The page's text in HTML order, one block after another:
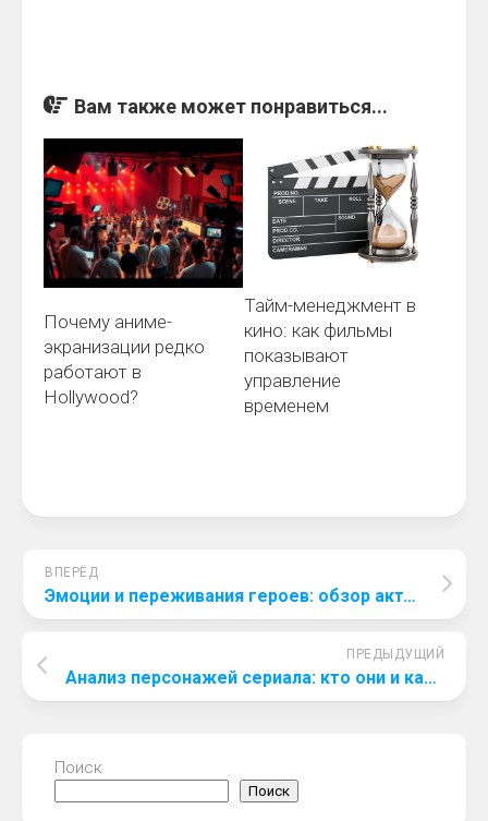
Вам также может понравиться...
Почему аниме-
экранизации редко
работают в
Hollywood?
Тайм-менеджмент в
кино: как фильмы
показывают
управление
временем
ВПЕРЁД
Эмоции и переживания героев: обзор актерской игры в «Челюскин. Первые»
ПРЕДЫДУЩИЙ
Анализ персонажей сериала: кто они и каковы их судьбы?
Поиск
Поиск